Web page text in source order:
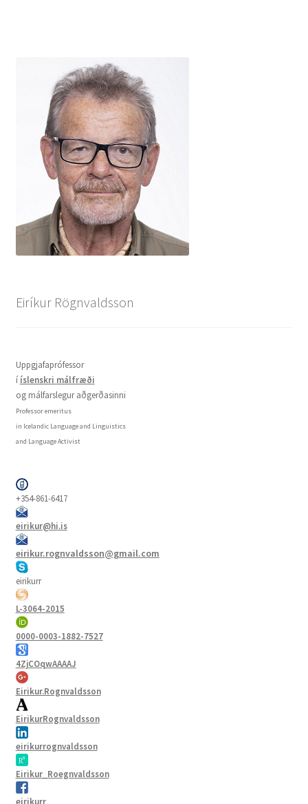
Eiríkur Rögnvaldsson
Uppgjafaprófessor
í íslenskri málfræði
og málfarslegur aðgerðasinni
Professor emeritus
in Icelandic Language and Linguistics
and Language Activist
+354-861-6417
eirikur@hi.is
eirikur.rognvaldsson@gmail.com
eirikurr
L-3064-2015
0000-0003-1882-7527
4ZjCOqwAAAAJ
Eirikur.Rognvaldsson
EirikurRognvaldsson
eirikurrognvaldsson
Eirikur_Roegnvaldsson
eirikurr